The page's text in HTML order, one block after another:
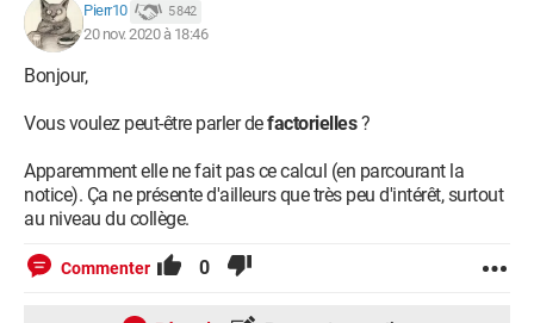
Pierr10 5 842
20 nov. 2020 à 18:46
Bonjour,
Vous voulez peut-être parler defactorielles?
Apparemment elle ne fait pas ce calcul (en parcourant la
notice). Ça ne présente d'ailleurs que très peu d'intérêt, surtout
au niveau du collège.
Commenter 0